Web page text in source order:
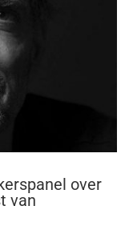
over
van